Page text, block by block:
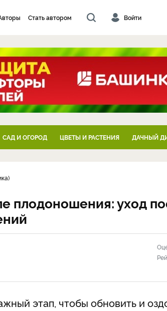
Стать автором Войти
САД И ОГОРОД ЦВЕТЫ И РАСТЕНИЯ ДАЧНЫЙ
плодоношения: уход
этап, чтобы обновить и